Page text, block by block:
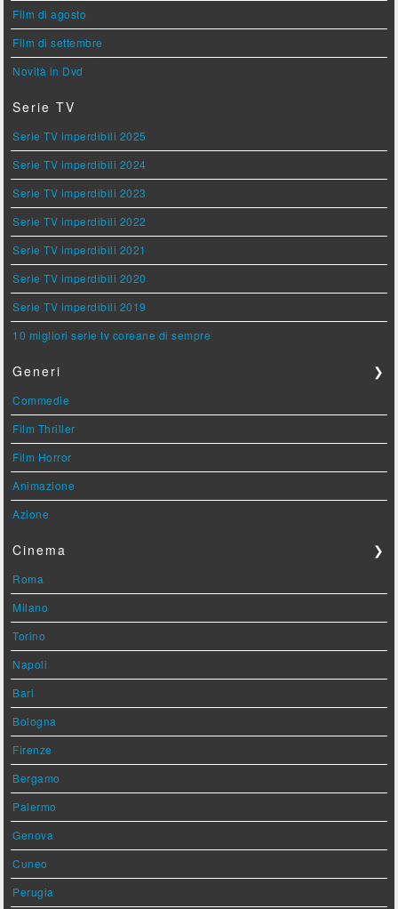
Film di agosto
Film di settembre
Novità in Dvd
Serie TV
Serie TV imperdibili 2025
Serie TV imperdibili 2024
Serie TV imperdibili 2023
Serie TV imperdibili 2022
Serie TV imperdibili 2021
Serie TV imperdibili 2020
Serie TV imperdibili 2019
10 migliori serie tv coreane di sempre
Generi ❯
Commedie
Film Thriller
Film Horror
Animazione
Azione
Cinema ❯
Roma
Milano
Torino
Napoli
Bari
Bologna
Firenze
Bergamo
Palermo
Genova
Cuneo
Perugia